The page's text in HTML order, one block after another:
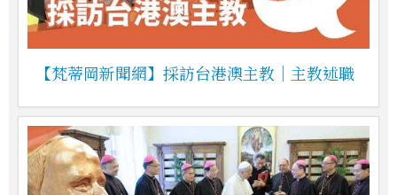
【梵蒂岡新聞網】採訪台港澳主教｜主教述職